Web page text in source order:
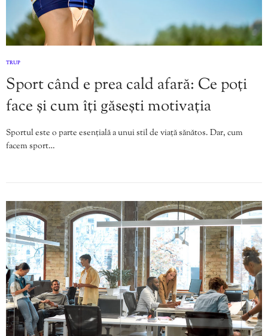
TRUP
Sport când e prea cald afară: Ce poți
face și cum îți găsești motivația
Sportul este o parte esențială a unui stil de viață sănătos. Dar, cum
facem sport…